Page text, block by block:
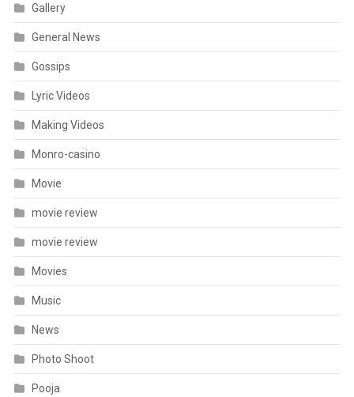
Gallery
General News
Gossips
Lyric Videos
Making Videos
Monro-casino
Movie
movie review
movie review
Movies
Music
News
Photo Shoot
Pooja